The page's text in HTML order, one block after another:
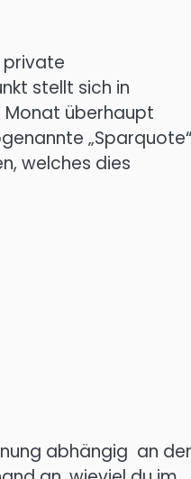
private
stellt sich in
Monat überhaupt
welches dies
abhängig an